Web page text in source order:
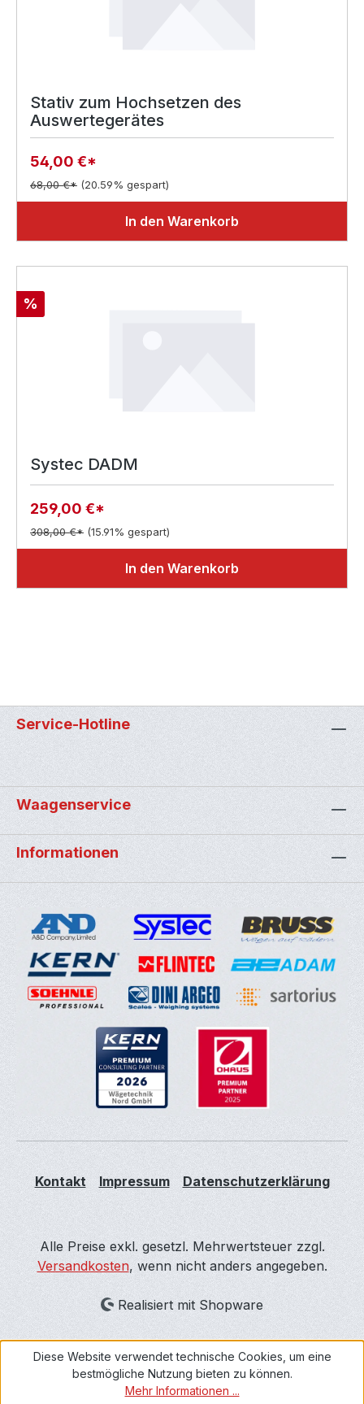
Stativ zum Hochsetzen des
Auswertegerätes
54,00 €*
68,00 €* (20.59% gespart)
In den Warenkorb
Rabatt
%
Systec DADM
259,00 €*
308,00 €* (15.91% gespart)
In den Warenkorb
Service-Hotline
Waagenservice
Informationen
Kontakt Impressum Datenschutzerklärung
Alle Preise exkl. gesetzl. Mehrwertsteuer zzgl.
Versandkosten, wenn nicht anders angegeben.
Realisiert mit Shopware
Diese Website verwendet technische Cookies, um eine
bestmögliche Nutzung bieten zu können.
Mehr Informationen ...